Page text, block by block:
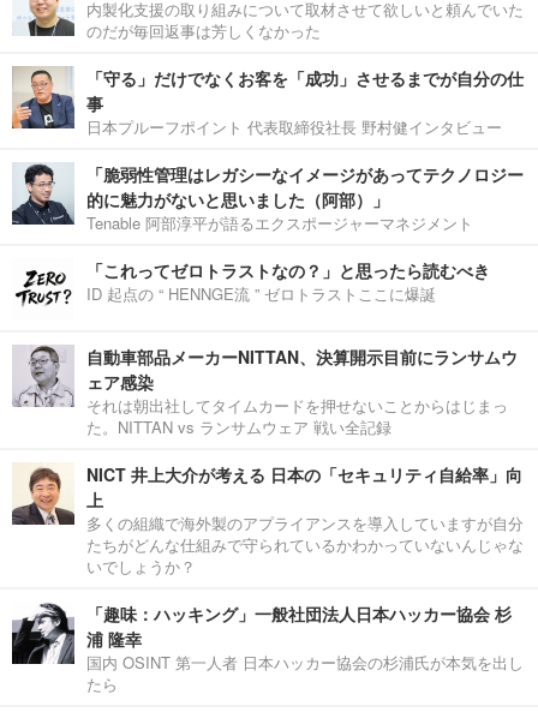
内製化支援の取り組みについて取材させて欲しいと頼んでいた
のだが毎回返事は芳しくなかった
「守る」だけでなくお客を「成功」させるまでが自分の仕
事
日本プルーフポイント 代表取締役社長 野村健インタビュー
「脆弱性管理はレガシーなイメージがあってテクノロジー
的に魅力がないと思いました（阿部）」
Tenable 阿部淳平が語るエクスポージャーマネジメント
「これってゼロトラストなの？」と思ったら読むべき
ID 起点の “ HENNGE流 ” ゼロトラストここに爆誕
自動車部品メーカーNITTAN、決算開示目前にランサムウ
ェア感染
それは朝出社してタイムカードを押せないことからはじまっ
た。NITTAN vs ランサムウェア 戦い全記録
NICT 井上大介が考える 日本の「セキュリティ自給率」向
上
多くの組織で海外製のアプライアンスを導入していますが自分
たちがどんな仕組みで守られているかわかっていないんじゃな
いでしょうか？
「趣味：ハッキング」一般社団法人日本ハッカー協会 杉
浦 隆幸
国内 OSINT 第一人者 日本ハッカー協会の杉浦氏が本気を出し
たら